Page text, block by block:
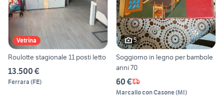
Vetrina
Roulotte stagionale 11 posti letto
13.500 €
Ferrara (FE)
5
Soggiorno in legno per bambole
anni 70
60 €
Marcallo con Casone(MI)